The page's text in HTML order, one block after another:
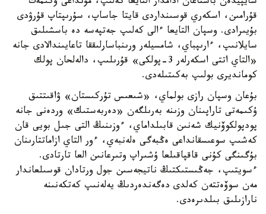
قۇرامىن، اسكەري قوسىنداردى قايتا جاساپ، سۇرىپتاپ قۇرۋدى
بۇيىرادى. وسپان التايعا ءالى كەلىپ جەتپەسە دە باسشىلىق
سايلانىپ، ءارىپباي، شامسيلەر ورىنباسارلىققا تاعايىندالادى جانە
«التاي اتتى اسكەرلەر 3-پولكى» قۇرىلىپ، دالەلحان پولك
كومانديرى بولىپ بەكىتىلەدى.
بۇعان وسپان رازى بولماي، «شىعىس تۇركىستان» ۋاقىتتىق
ۇكىمەتى تاراپىنان وزىنە بەرىلگەن «دەربەستىك» وردەنى جانە
پودپولكوۆنيك شەنىن قابىلداماي، ءوزىنىڭ التى جىل بويى قان
كەشىپ سوعىسقانداعى ەڭبەگى ەلەنبەي، ءور التاي ازاماتتارىنان
بۇگىنگى كۇنى قاقپاقىلعا ۇشىراپ وتىرعانىن العا تارتادى.
ءسويتىپ، جەڭىستىكتىڭ ناتيجەسىن جول ورتادان قوسىلعاندار
مەن سوۆەتتەن كەلدى دەگەندەردىڭ يەلەنىپ كەتكەنىنە
نارازىلىق بىلدىرەدى.